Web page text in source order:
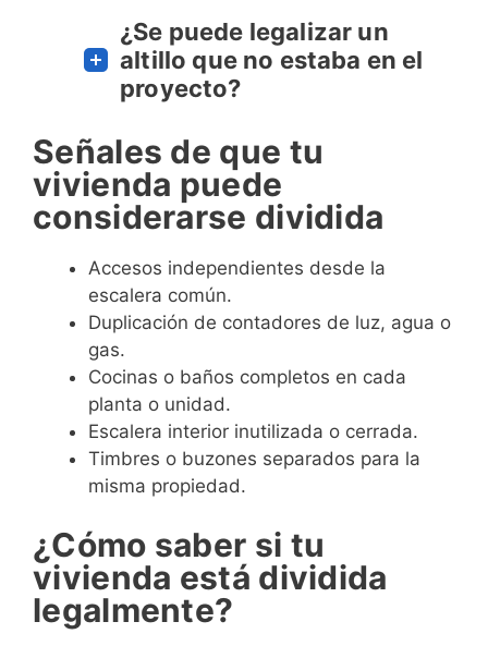
¿Se puede legalizar un
altillo que no estaba en el
proyecto?
Señales de que tu
vivienda puede
considerarse dividida
Accesos independientes desde la
escalera común.
Duplicación de contadores de luz, agua o
gas.
Cocinas o baños completos en cada
planta o unidad.
Escalera interior inutilizada o cerrada.
Timbres o buzones separados para la
misma propiedad.
¿Cómo saber si tu
vivienda está dividida
legalmente?